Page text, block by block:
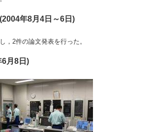
年8月4日～6日)
，2件の論文発表を行った。
6月8日)